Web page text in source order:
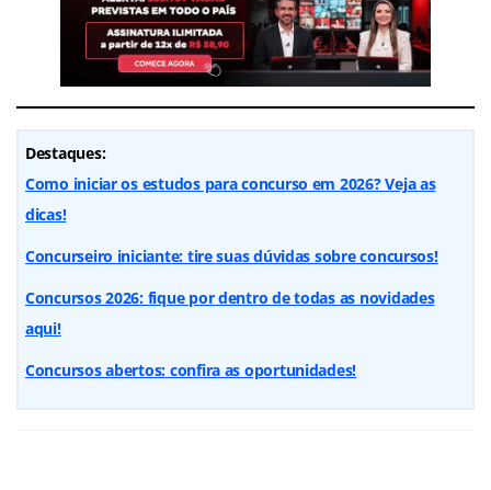
Destaques:
Como iniciar os estudos para concurso em 2026? Veja as
dicas!
Concurseiro iniciante: tire suas dúvidas sobre concursos!
Concursos 2026: fique por dentro de todas as novidades
aqui!
Concursos abertos: confira as oportunidades!